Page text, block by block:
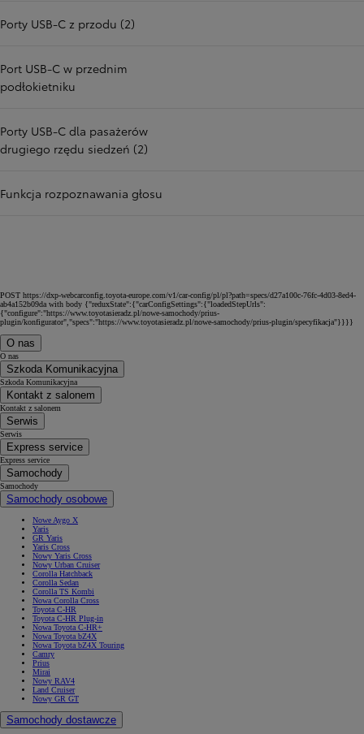
Porty USB-C z przodu (2)
Port USB-C w przednim
podłokietniku
Porty USB-C dla pasażerów
drugiego rzędu siedzeń (2)
Funkcja rozpoznawania głosu
POST https://dxp-webcarconfig.toyota-europe.com/v1/car-config/pl/pl?path=specs/d27a100c-76fc-4d03-8ed4-
ab4a152b09da with body {"reduxState":{"carConfigSettings":{"loadedStepUrls":
{"configure":"https://www.toyotasieradz.pl/nowe-samochody/prius-
plugin/konfigurator","specs":"https://www.toyotasieradz.pl/nowe-samochody/prius-plugin/specyfikacja"}}}}
O nas
O nas
Szkoda Komunikacyjna
Szkoda Komunikacyjna
Kontakt z salonem
Kontakt z salonem
Serwis
Serwis
Express service
Express service
Samochody
Samochody
Samochody osobowe
Nowe Aygo X
Yaris
GR Yaris
Yaris Cross
Nowy Yaris Cross
Nowy Urban Cruiser
Corolla Hatchback
Corolla Sedan
Corolla TS Kombi
Nowa Corolla Cross
Toyota C-HR
Toyota C-HR Plug-in
Nowa Toyota C-HR+
Nowa Toyota bZ4X
Nowa Toyota bZ4X Touring
Camry
Prius
Mirai
Nowy RAV4
Land Cruiser
Nowy GR GT
Samochody dostawcze